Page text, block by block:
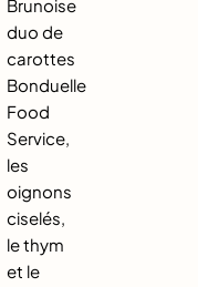
Brunoise
duo de
carottes
Bonduelle
Food
Service,
les
oignons
ciselés,
le thym
et le